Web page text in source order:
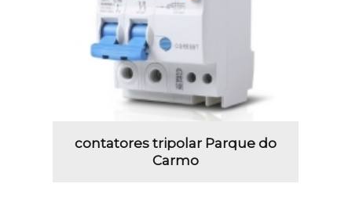
contatores tripolar Parque do
Carmo